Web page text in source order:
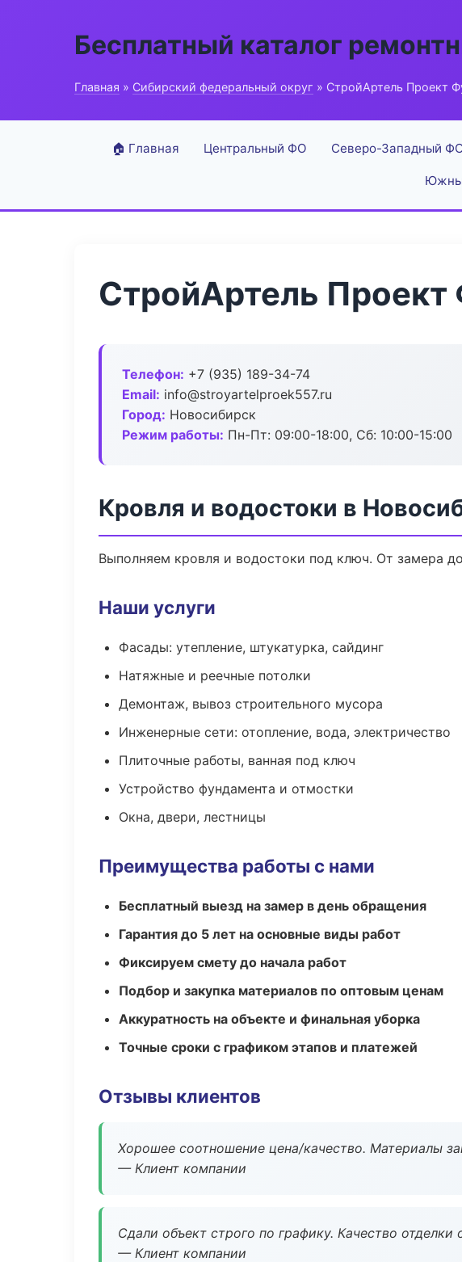
Бесплатный каталог
Главная » Сибирский федеральный округ » СтройАртель Проект
🏠 Главная Центральный ФО Северо-Западный
СтройАртель
Телефон: +7 (935) 189-34-74
Email: info@stroyartelproek557.ru
Город: Новосибирск
Режим работы: Пн-Пт: 09:00-18:00, Сб: 10:00-15:00
Кровля и водостоки в
Выполняем кровля и водостоки под ключ. От замера
Наши услуги
Фасады: утепление, штукатурка, сайдинг
Натяжные и реечные потолки
Демонтаж, вывоз строительного мусора
Инженерные сети: отопление, вода, электричество
Плиточные работы, ванная под ключ
Устройство фундамента и отмостки
Окна, двери, лестницы
Преимущества работы с нами
Бесплатный выезд на замер в день обращения
Гарантия до 5 лет на основные виды работ
Фиксируем смету до начала работ
Подбор и закупка материалов по оптовым ценам
Аккуратность на объекте и финальная уборка
Точные сроки с графиком этапов и платежей
Отзывы клиентов
Хорошее соотношение цена/качество. Материалы
— Клиент компании
Сдали объект строго по графику. Качество
— Клиент компании